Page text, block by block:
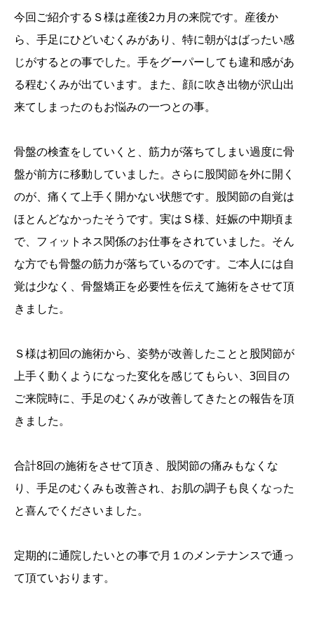
今回ご紹介するＳ様は産後2カ月の来院です。産後か
ら、手足にひどいむくみがあり、特に朝がはばったい感
じがするとの事でした。手をグーパーしても違和感があ
る程むくみが出ています。また、顔に吹き出物が沢山出
来てしまったのもお悩みの一つとの事。
骨盤の検査をしていくと、筋力が落ちてしまい過度に骨
盤が前方に移動していました。さらに股関節を外に開く
のが、痛くて上手く開かない状態です。股関節の自覚は
ほとんどなかったそうです。実はＳ様、妊娠の中期頃ま
で、フィットネス関係のお仕事をされていました。そん
な方でも骨盤の筋力が落ちているのです。ご本人には自
覚は少なく、骨盤矯正を必要性を伝えて施術をさせて頂
きました。
Ｓ様は初回の施術から、姿勢が改善したことと股関節が
上手く動くようになった変化を感じてもらい、3回目の
ご来院時に、手足のむくみが改善してきたとの報告を頂
きました。
合計8回の施術をさせて頂き、股関節の痛みもなくな
り、手足のむくみも改善され、お肌の調子も良くなった
と喜んでくださいました。
定期的に通院したいとの事で月１のメンテナンスで通っ
て頂ていおります。